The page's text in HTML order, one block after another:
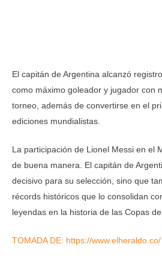
El capitán de Argentina alcanzó
como máximo goleador y jugador con
torneo, además de convertirse en el
ediciones mundialistas.
La participación de Lionel Messi en el
de buena manera. El capitán de
decisivo para su selección, sino que
récords históricos que lo consolidan
leyendas en la historia de las Copas
TOMADA DE: https://www.elheraldo.co/